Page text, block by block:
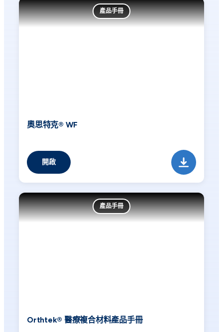
產品手冊
奧思特克® WF
開啟
產品手冊
Orthtek® 醫療複合材料產品手冊